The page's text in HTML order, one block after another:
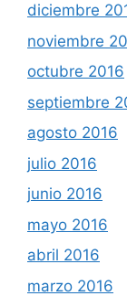
diciembre
noviembre
octubre 2016
septiembre
agosto 2016
julio 2016
junio 2016
mayo 2016
abril 2016
marzo 2016